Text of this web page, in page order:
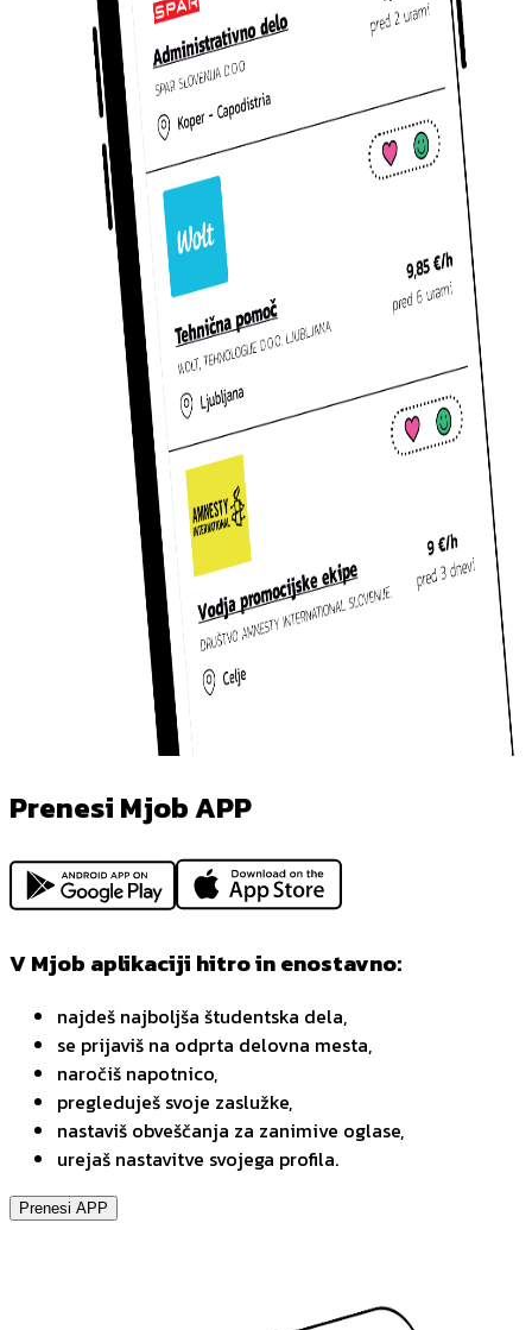
Prenesi Mjob APP
V Mjob aplikaciji hitro in enostavno:
najdeš najboljša študentska dela,
se prijaviš na odprta delovna mesta,
naročiš napotnico,
pregleduješ svoje zaslužke,
nastaviš obveščanja za zanimive oglase,
urejaš nastavitve svojega profila.
Prenesi APP